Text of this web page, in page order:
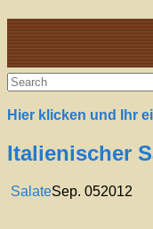
Alte Rezepte online
Hier klicken und Ihr
Italienischer
SalateSep. 052012